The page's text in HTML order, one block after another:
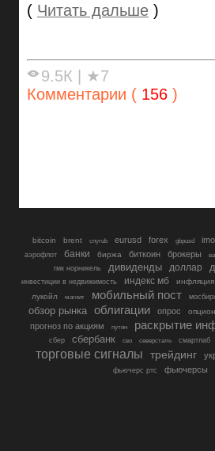
( Читать дальше )
9.5К
★7
Комментарии ( 156 )
bitcoin brent cnyrub eurusd forex gbpusd
аэрофлот банки биржа биткоин брокеры
гмк норникель
дивиденды доллар
инвестиции в недвижимость индекс мб
инфляция
лукойл
магнит мобильный пост
обзор рынка облигации опрос
прогноз по акциям путин раскрытие
сбер сбербанк сво северсталь смартлаб
торговые сигналы трейдинг
фьючерс ртс фьючерсы